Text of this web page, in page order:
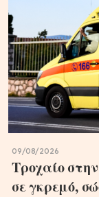
09/08/2026
Τροχαίο
σε γκρεμό,